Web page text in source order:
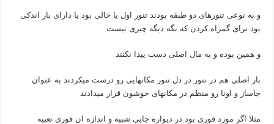
و به نوعی تنورهای دو طبقه بودند تنور اول یا خالی بود یا دارای بار اندکی
بود برای گمراه کردن که بگه دیگه چیزی نیست
و همین بوده و به مال اصلی دست پیدا نکنند
بار اصلی هم در تنور در دل تنور مکانهایی رو درست میکردند به عنوان
جاساز و اونا رو منظم در مکانهای خوشون قرار میدادند
مثلا اگر مورد قوری بود در دیواره جایی شبیه و اندازه ان قوری تعبیه